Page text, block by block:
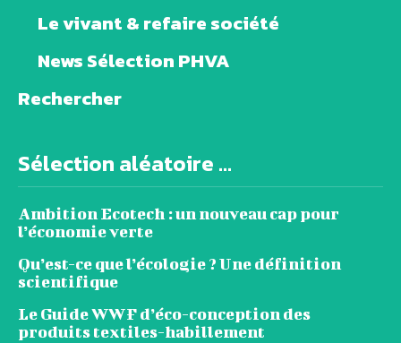
Le vivant & refaire société
News Sélection PHVA
Rechercher
Sélection aléatoire ...
Ambition Ecotech : un nouveau cap pour
l’économie verte
Qu’est-ce que l’écologie ? Une définition
scientifique
Le Guide WWF d’éco-conception des
produits textiles-habillement